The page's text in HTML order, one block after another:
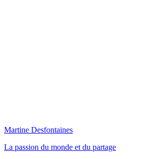
Martine Desfontaines
La passion du monde et du partage